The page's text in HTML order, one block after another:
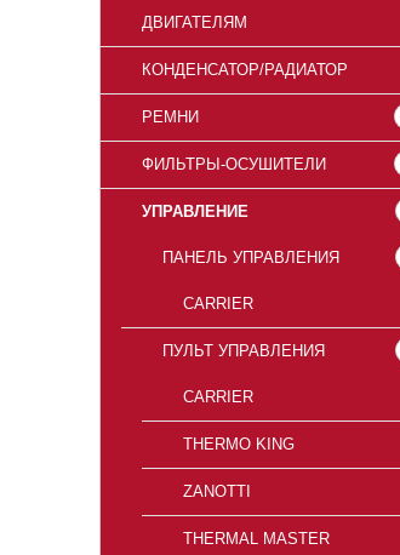
ДВИГАТЕЛЯМ
КОНДЕНСАТОР/РАДИАТОР
РЕМНИ
ФИЛЬТРЫ-ОСУШИТЕЛИ
УПРАВЛЕНИЕ
ПАНЕЛЬ УПРАВЛЕНИЯ
CARRIER
ПУЛЬТ УПРАВЛЕНИЯ
CARRIER
THERMO KING
ZANOTTI
THERMAL MASTER